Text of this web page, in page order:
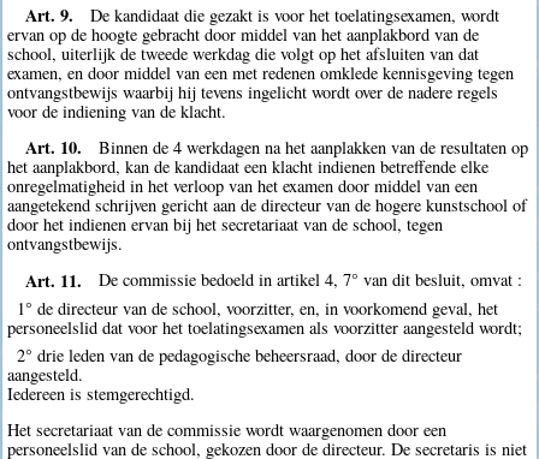
Art. 9.
De kandidaat die gezakt is voor het toelatingsexamen, wordt
ervan op de hoogte gebracht door middel van het aanplakbord van de
school, uiterlijk de tweede werkdag die volgt op het afsluiten van dat
examen, en door middel van een met redenen omklede kennisgeving tegen
ontvangstbewijs waarbij hij tevens ingelicht wordt over de nadere regels
voor de indiening van de klacht.
Art. 10.
Binnen de 4 werkdagen na het aanplakken van de resultaten op
het aanplakbord, kan de kandidaat een klacht indienen betreffende elke
onregelmatigheid in het verloop van het examen door middel van een
aangetekend schrijven gericht aan de directeur van de hogere kunstschool of
door het indienen ervan bij het secretariaat van de school, tegen
ontvangstbewijs.
Art. 11.
De commissie bedoeld in artikel 4, 7° van dit besluit, omvat :
1° de directeur van de school, voorzitter, en, in voorkomend geval, het
personeelslid dat voor het toelatingsexamen als voorzitter aangesteld wordt;
2° drie leden van de pedagogische beheersraad, door de directeur
aangesteld.
Iedereen is stemgerechtigd.
Het secretariaat van de commissie wordt waargenomen door een
personeelslid van de school, gekozen door de directeur. De secretaris is niet